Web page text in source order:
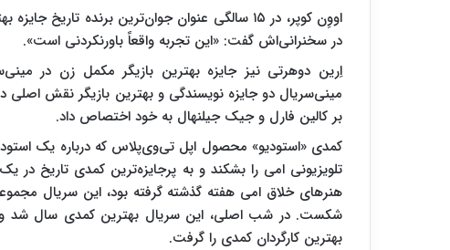
اووِن کوپر، در ۱۵ سالگی عنوان جوان‌ترین برنده
در سخنرانی‌اش گفت: «این تجربه واقعاً باورنکردنی است».
اِرین دوهرتی نیز جایزه بهترین بازیگر مکمل زن در
مینی‌سریال دو جایزه نویسندگی و بهترین بازیگر نقش اصلی
بر کالین فارل و جیک جیلنهال به خود اختصاص داد.
کمدی «استودیو» محصول اپل تی‌وی‌پلاس که درباره یک
تلویزیونی امی را بشکند و به پرجایزه‌ترین کمدی تاریخ
شکست. در شب اصلی، این سریال بهترین کمدی سال شد و
بهترین کارگردان کمدی را گرفت.